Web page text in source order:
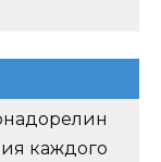
каждого